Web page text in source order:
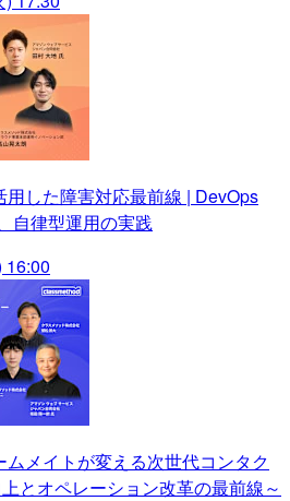
用した障害対応最前線 | DevOps
自律型運用の実践
16:00
ムメイトが変える次世代コンタク
とオペレーション改革の最前線～